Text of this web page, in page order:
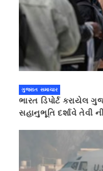
ગુજરાત સમાચાર
ભારત ડિપોર્ટ કરાયેલ
સહાનુભૂતિ દર્શાવે તેવી